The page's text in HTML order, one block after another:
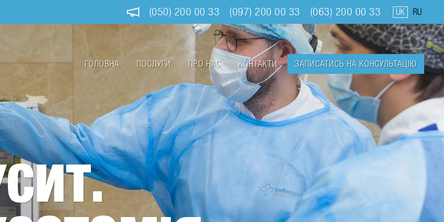
(050) 200 00 33 (097) 200 00 33 (063) 200 00 33 UK RU
Main
navigation
ГОЛОВНА ПОСЛУГИ ПРО НАС КОНТАКТИ ЗАПИСАТИСЬ НА КОНСУЛЬТАЦІЮ